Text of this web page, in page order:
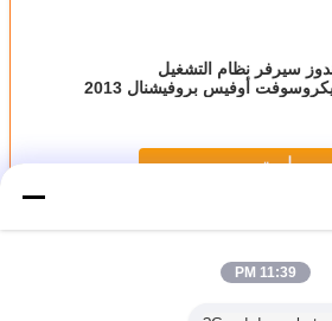
سيرفر نظام التشغيل
مايكروسوفت أوفيس بروفيشنال 2013
استمر
أوفيس
11:39 PM